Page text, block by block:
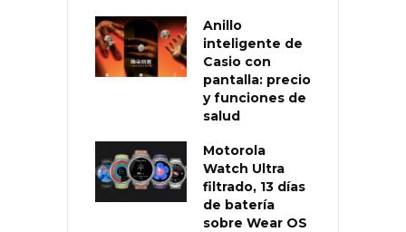
Anillo
inteligente de
Casio con
pantalla: precio
y funciones de
salud
Motorola
Watch Ultra
filtrado, 13 días
de batería
sobre Wear OS